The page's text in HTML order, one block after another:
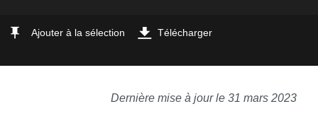
Ajouter à la sélection Télécharger
Dernière mise à jour le 31 mars 2023